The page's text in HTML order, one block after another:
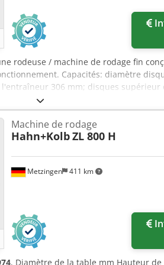
Information sur le
rodeuse / machine de rodage fin
Capacités: diamètre
306 mm; disques supérieur
3,0/4,0 kW, puissance totale
Accessoires: jeu de meules,
horlogerie, machines-
Metzingen 411 km
Machine de rodage
Hahn+KolbZL 800 H
Information sur le
, Diamètre de la table mm Hauteur